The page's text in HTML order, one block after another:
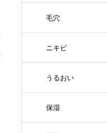
毛穴
ニキビ
うるおい
保湿